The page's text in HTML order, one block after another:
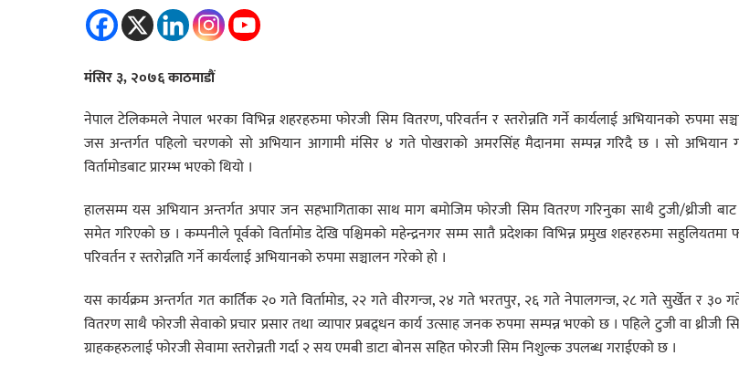
मंसिर ३, २०७६ काठमाडौं
नेपाल टेलिकमले नेपाल भरका विभिन्न शहरहरुमा फोरजी सिम वितरण, परिवर्तन र स्तरोन्नति गर्ने कार्यलाई अभियानको रुपमा
जस अन्तर्गत पहिलो चरणको सो अभियान आगामी मंसिर ४ गते पोखराको अमरसिंह मैदानमा सम्पन्न गरिदै छ । सो अभियान
विर्तामोडबाट प्रारम्भ भएको थियो ।
हालसम्म यस अभियान अन्तर्गत अपार जन सहभागिताका साथ माग बमोजिम फोरजी सिम वितरण गरिनुका साथै टुजी/थ्रीजी बाट
समेत गरिएको छ । कम्पनीले पूर्वको विर्तामोड देखि पश्चिमको महेन्द्रनगर सम्म सातै प्रदेशका विभिन्न प्रमुख शहरहरुमा सहुलियतमा
परिवर्तन र स्तरोन्नति गर्ने कार्यलाई अभियानको रुपमा सञ्चालन गरेको हो ।
यस कार्यक्रम अन्तर्गत गत कार्तिक २० गते विर्तामोड, २२ गते वीरगन्ज, २४ गते भरतपुर, २६ गते नेपालगन्ज, २८ गते सुर्खेत र ३०
वितरण साथै फोरजी सेवाको प्रचार प्रसार तथा व्यापार प्रबद्र्धन कार्य उत्साह जनक रुपमा सम्पन्न भएको छ । पहिले टुजी वा थ्रीजी
ग्राहकहरुलाई फोरजी सेवामा स्तरोन्नती गर्दा २ सय एमबी डाटा बोनस सहित फोरजी सिम निशुल्क उपलब्ध गराईएको छ ।